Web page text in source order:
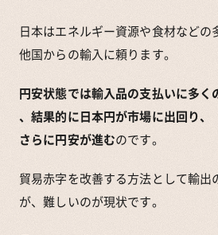
日本はエネルギー資源や食材などの
他国からの輸入に頼ります。
円安状態では輸入品の支払いに多く
、結果的に日本円が市場に出回り、
さらに円安が進むのです。
貿易赤字を改善する方法として輸出
が、難しいのが現状です。